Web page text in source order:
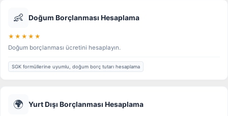
👶 Doğum Borçlanması Hesaplama
★★★★★
Doğum borçlanması ücretini hesaplayın.
SGK formüllerine uyumlu, doğum borç tutarı hesaplama
🌍 Yurt Dışı Borçlanması Hesaplama